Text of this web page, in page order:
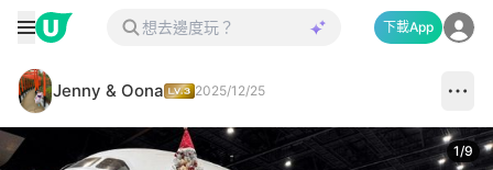
下載App
Jenny & Oona 2025/12/25
1/9